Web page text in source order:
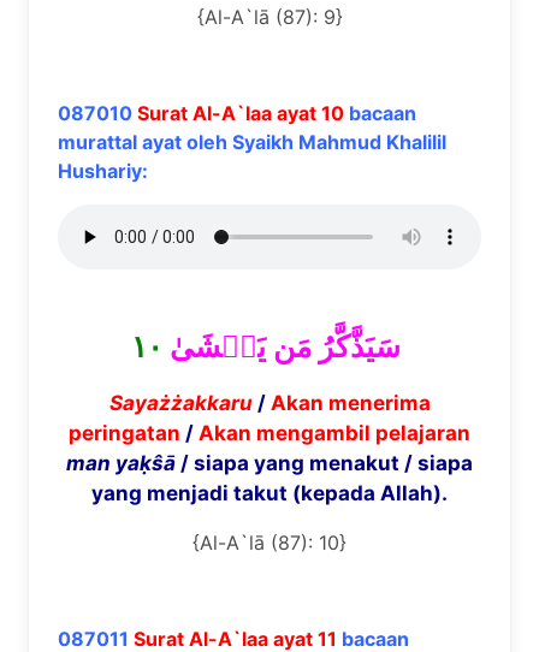
{Al-A`lā (87): 9}
087010 Surat Al-A`laa ayat 10 bacaan
murattal ayat oleh Syaikh Mahmud Khalilil
Hushariy:
سَيَذَّكَّرُ مَن يَخۡشَىٰ ١٠
Sayażżakkaru/ Akan menerima
peringatan / Akan mengambil pelajaran
man yaḳŝā / siapa yang menakut / siapa
yang menjadi takut (kepada Allah).
{Al-A`lā (87): 10}
087011 Surat Al-A`laa ayat 11 bacaan